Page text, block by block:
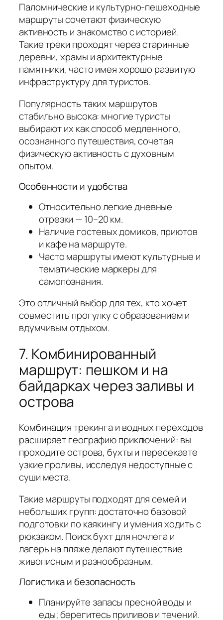
Паломнические и культурно-пешеходные
маршруты сочетают физическую
активность и знакомство с историей.
Такие треки проходят через старинные
деревни, храмы и архитектурные
памятники, часто имея хорошо развитую
инфраструктуру для туристов.
Популярность таких маршрутов
стабильно высока: многие туристы
выбирают их как способ медленного,
осознанного путешествия, сочетая
физическую активность с духовным
опытом.
Особенности и удобства
Относительно легкие дневные
отрезки — 10–20 км.
Наличие гостевых домиков, приютов
и кафе на маршруте.
Часто маршруты имеют культурные и
тематические маркеры для
самопознания.
Это отличный выбор для тех, кто хочет
совместить прогулку с образованием и
вдумчивым отдыхом.
7. Комбинированный
маршрут: пешком и на
байдарках через заливы и
острова
Комбинация трекинга и водных переходов
расширяет географию приключений: вы
проходите острова, бухты и пересекаете
узкие проливы, исследуя недоступные с
суши места.
Такие маршруты подходят для семей и
небольших групп: достаточно базовой
подготовки по каякингу и умения ходить с
рюкзаком. Поиск бухт для ночлега и
лагерь на пляже делают путешествие
живописным и разнообразным.
Логистика и безопасность
Планируйте запасы пресной воды и
еды; берегитесь приливов и течений.